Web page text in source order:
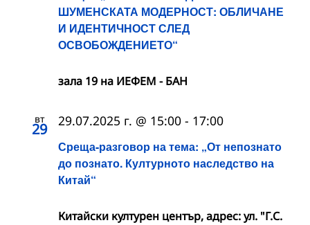
ШУМЕНСКАТА МОДЕРНОСТ: ОБЛИЧАНЕ
И ИДЕНТИЧНОСТ СЛЕД
ОСВОБОЖДЕНИЕТО“
зала 19 на ИЕФЕМ - БАН
вт
29
Среща-разговор на тема: „От непознато
до познато. Културното наследство на
Китай“
29.07.2025 г. @ 15:00 - 17:00
Китайски културен център, адрес: ул. "Г.С.